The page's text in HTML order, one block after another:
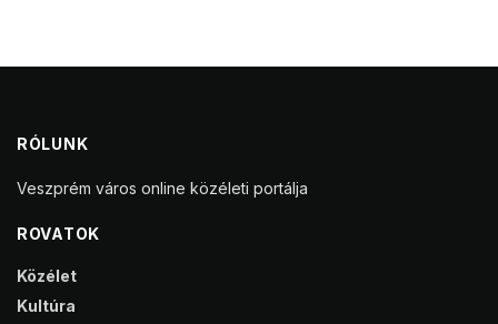
RÓLUNK
Veszprém város online közéleti portálja
ROVATOK
Közélet
Kultúra